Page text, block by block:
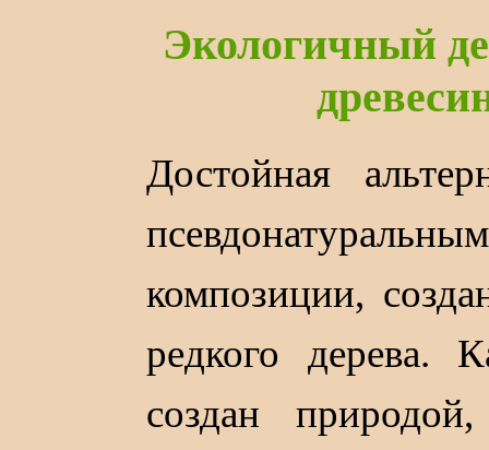
Экологичный
Достойная
композиции,
редкого дерева.
создан